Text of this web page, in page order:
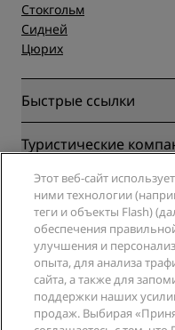
Стокгольм
Сидней
Цюрих
Быстрые ссылки
Radisson Rewards
Blog
Направления
Новые и будущие отели
Приложение Radisson
Отели со статусом
Отели для семейного
Охрана здоровья и
Туристические
Партнеры
Турагенты
Компания
Radisson Hotel Group
СМИ
Вакансии в RHG
Вакансии в PPHE
Вакансии в EHL
The Club by RHG
Юридическая
Центр
Правовая оговорка
Условия и положения
Помощь
Уведомления для
Этот веб-сайт
ними технологии
теги и объекты Flash)
обеспечения
улучшения и
опыта, для анализа
сайта, а также для
поддержки наших
продаж. Выбирая